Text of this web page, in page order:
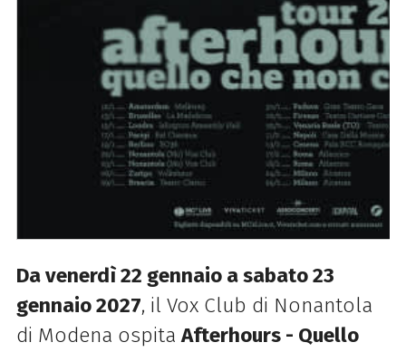
Da venerdì 22 gennaio a sabato 23
gennaio 2027, il Vox Club di Nonantola
di Modena ospitaAfterhours - Quello